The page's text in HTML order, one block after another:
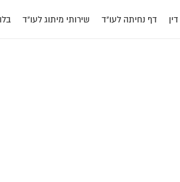
דף נחיתה לעו"ד שירותי מיתוג לעו"ד